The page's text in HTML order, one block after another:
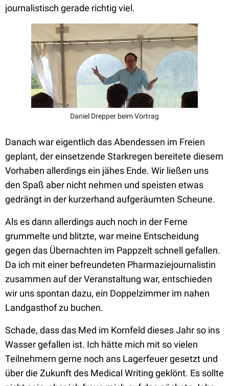
journalistisch gerade richtig viel.
Daniel Drepper beim Vortrag
Danach war eigentlich das Abendessen im Freien
geplant, der einsetzende Starkregen bereitete diesem
Vorhaben allerdings ein jähes Ende. Wir ließen uns
den Spaß aber nicht nehmen und speisten etwas
gedrängt in der kurzerhand aufgeräumten Scheune.
Als es dann allerdings auch noch in der Ferne
grummelte und blitzte, war meine Entscheidung
gegen das Übernachten im Pappzelt schnell gefallen.
Da ich mit einer befreundeten Pharmaziejournalistin
zusammen auf der Veranstaltung war, entschieden
wir uns spontan dazu, ein Doppelzimmer im nahen
Landgasthof zu buchen.
Schade, dass das Med im Kornfeld dieses Jahr so ins
Wasser gefallen ist. Ich hätte mich mit so vielen
Teilnehmern gerne noch ans Lagerfeuer gesetzt und
über die Zukunft des Medical Writing geklönt. Es sollte